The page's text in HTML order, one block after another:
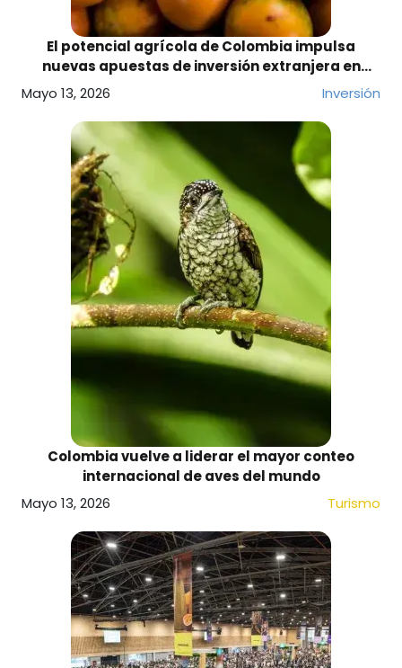
El potencial agrícola de Colombia impulsa
nuevas apuestas de inversión extranjera en
Mayo 13, 2026 Inversión
Colombia vuelve a liderar el mayor conteo
internacional de aves del mundo
Mayo 13, 2026
Turismo